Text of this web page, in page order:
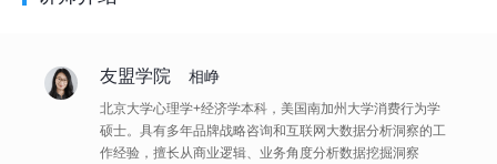
友盟学院 相峥
北京大学心理学+经济学本科，美国南加州大学消费行为学
硕士。具有多年品牌战略咨询和互联网大数据分析洞察的工
作经验，擅长从商业逻辑、业务角度分析数据挖掘洞察